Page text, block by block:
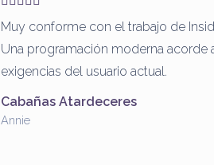
Muy conforme con el trabajo de
Una programación moderna acorde
exigencias del usuario actual.
Cabañas Atardeceres
Annie